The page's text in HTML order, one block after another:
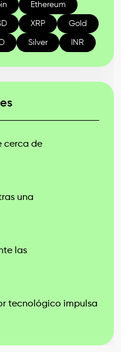
Ethereum
XRP Gold
Silver INR
cerca de
una
las
tecnológico impulsa